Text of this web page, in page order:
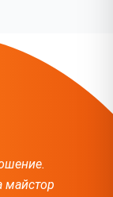
майстор